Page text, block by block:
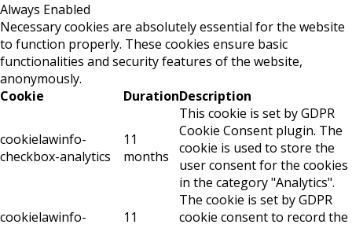
Always Enabled
Necessary cookies are absolutely essential for the website
to function properly. These cookies ensure basic
functionalities and security features of the website,
anonymously.
Cookie
DurationDescription
cookielawinfo-
checkbox-analytics
11
months
This cookie is set by GDPR
Cookie Consent plugin. The
cookie is used to store the
user consent for the cookies
in the category "Analytics".
cookielawinfo-
11
The cookie is set by GDPR
cookie consent to record the